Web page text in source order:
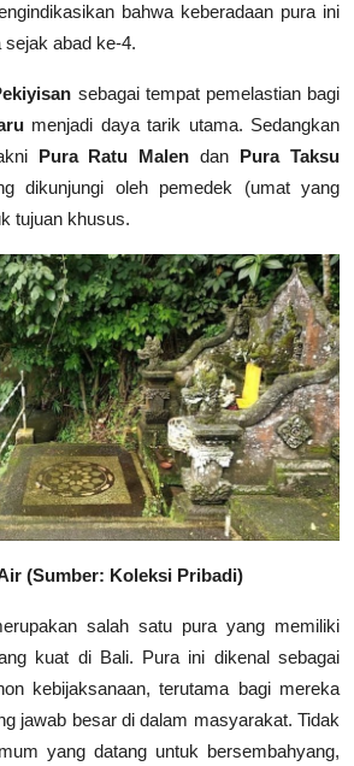
bahwa keberadaan pura ini
sejak abad ke-4.
sebagai tempat pemelastian bagi
menjadi daya tarik utama. Sedangkan
Pura Ratu Malen dan Pura Taksu
dikunjungi oleh pemedek (umat yang
tujuan khusus.
(Sumber: Koleksi Pribadi)
salah satu pura yang memiliki
kuat di Bali. Pura ini dikenal sebagai
kebijaksanaan, terutama bagi mereka
jawab besar di dalam masyarakat. Tidak
yang datang untuk bersembahyang,